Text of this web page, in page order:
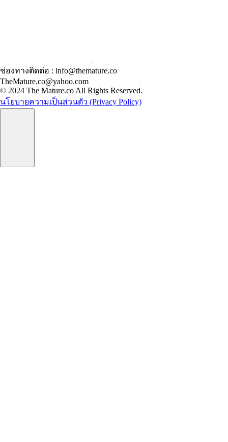
ช่องทางติดต่อ : info@themature.co
TheMature.co@yahoo.com
© 2024 The Mature.co All Rights Reserved.
นโยบายความเป็นส่วนตัว (Privacy Policy)